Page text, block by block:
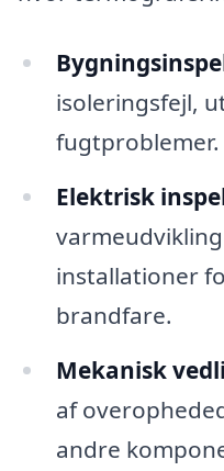
isoleringsfejl,
fugtproblemer.
Elektrisk
installationer
brandfare.
Mekanisk
af
andre